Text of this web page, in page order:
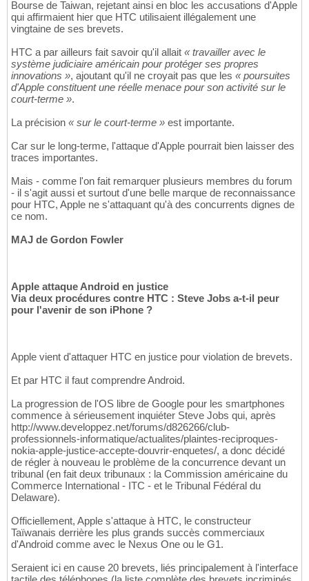
Bourse de Taiwan, rejetant ainsi en bloc les accusations d'Apple
qui affirmaient hier que HTC utilisaient illégalement une
vingtaine de ses brevets.
HTC a par ailleurs fait savoir qu'il allait « travailler avec le
système judiciaire américain pour protéger ses propres
innovations », ajoutant qu'il ne croyait pas que les « poursuites
d'Apple constituent une réelle menace pour son activité sur le
court-terme ».
La précision « sur le court-terme » est importante.
Car sur le long-terme, l'attaque d'Apple pourrait bien laisser des
traces importantes.
Mais - comme l'on fait remarquer plusieurs membres du forum
- il s'agit aussi et surtout d'une belle marque de reconnaissance
pour HTC, Apple ne s'attaquant qu'à des concurrents dignes de
ce nom.
MAJ de Gordon Fowler
Apple attaque Android en justice
Via deux procédures contre HTC : Steve Jobs a-t-il peur
pour l'avenir de son iPhone ?
Apple vient d'attaquer HTC en justice pour violation de brevets.
Et par HTC il faut comprendre Android.
La progression de l'OS libre de Google pour les smartphones
commence à sérieusement inquiéter Steve Jobs qui, après
http://www.developpez.net/forums/d826266/club-
professionnels-informatique/actualites/plaintes-reciproques-
nokia-apple-justice-accepte-douvrir-enquetes/, a donc décidé
de régler à nouveau le problème de la concurrence devant un
tribunal (en fait deux tribunaux : la Commission américaine du
Commerce International - ITC - et le Tribunal Fédéral du
Delaware).
Officiellement, Apple s'attaque à HTC, le constructeur
Taïwanais derrière les plus grands succès commerciaux
d'Android comme avec le Nexus One ou le G1.
Seraient ici en cause 20 brevets, liés principalement à l'interface